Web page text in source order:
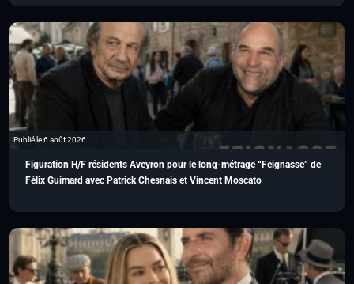
Publié le 6 août 2026
Figuration H/F résidents Aveyron pour le long-métrage “Feignasse” de
Félix Guimard avec Patrick Chesnais et Vincent Moscato